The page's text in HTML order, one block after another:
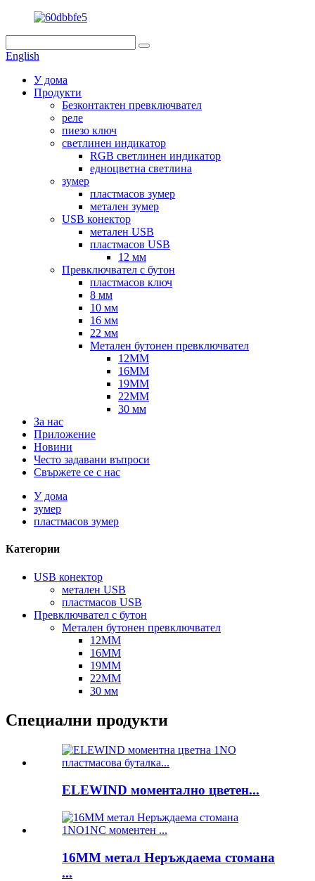
English
У дома
Продукти
Безконтактен превключвател
реле
пиезо ключ
светлинен индикатор
RGB светлинен индикатор
едноцветна светлина
зумер
пластмасов зумер
метален зумер
USB конектор
метален USB
пластмасов USB
12 мм
Превключвател с бутон
пластмасов ключ
8 мм
10 мм
16 мм
22 мм
Метален бутонен превключвател
12MM
16MM
19MM
22MM
30 мм
За нас
Приложение
Новини
Често задавани въпроси
Свържете се с нас
У дома
зумер
пластмасов зумер
Категории
USB конектор
метален USB
пластмасов USB
Превключвател с бутон
Метален бутонен превключвател
12MM
16MM
19MM
22MM
30 мм
Специални продукти
ELEWIND моментално цветен...
16MM метал Неръждаема стомана
...